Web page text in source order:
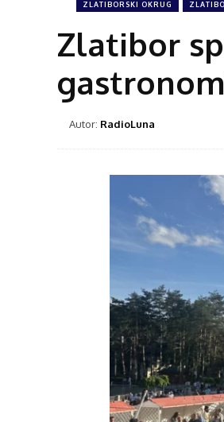
ZLATIBORSKI OKRUG
Zlatibor
Autor: RadioLuna